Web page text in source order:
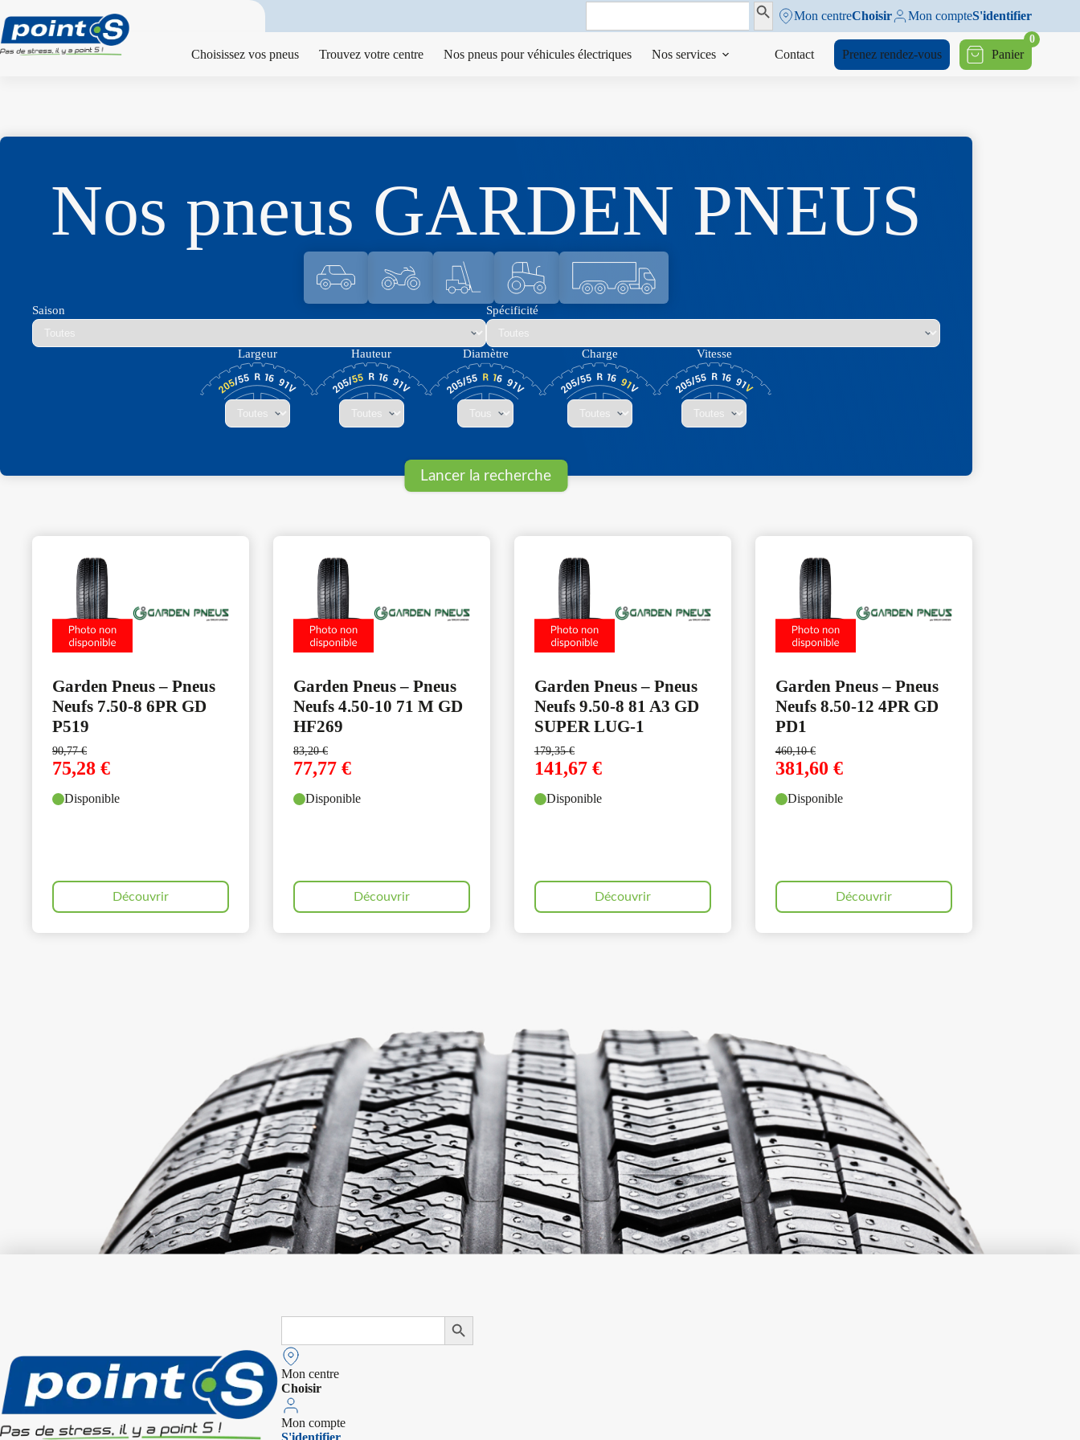
au
contenu
Search
Search ButtonMon centreChoisir Mon compteS'identifier
Choisissez vos pneus Trouvez votre centre Nos pneus pour véhicules électriques Nos services Contact Prenez rendez-vous Panier
0
Nos pneus GARDEN PNEUS
Saison Spécificité
Largeur Hauteur Diamètre Charge Vitesse
Garden Pneus – Pneus
Neufs 7.50-8 6PR GD
P519
90,77€
75,28 €
Disponible
Découvrir
Garden Pneus – Pneus
Neufs 4.50-10 71 M GD
HF269
83,20€
77,77 €
Disponible
Découvrir
Garden Pneus – Pneus
Neufs 9.50-8 81 A3 GD
SUPER LUG-1
179,35€
141,67 €
Disponible
Découvrir
Garden Pneus – Pneus
Neufs 8.50-12 4PR GD
PD1
460,10€
381,60 €
Disponible
Découvrir
Search
Search Button
Mon centre
Choisir
Mon compte
S'identifier